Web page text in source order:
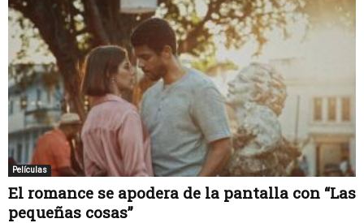
Películas
El romance se apodera de la pantalla con “Las
pequeñas cosas”